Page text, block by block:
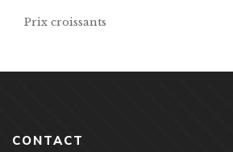
Prix croissants
CONTACT